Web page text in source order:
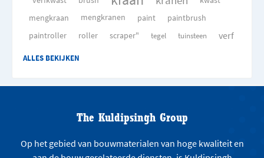
mengkraan
mengkranen paint
paintbrush
paintroller
roller scraper" tegel tuinsteen verf
ALLES BEKIJKEN
The Kuldipsingh Group
Op het gebied van bouwmaterialen van hoge kwaliteit en